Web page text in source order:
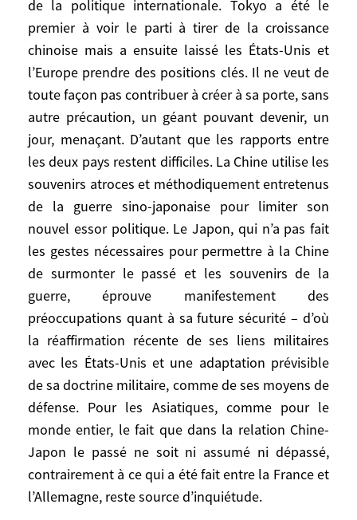
de la politique internationale. Tokyo a été le
premier à voir le parti à tirer de la croissance
chinoise mais a ensuite laissé les États-Unis et
l’Europe prendre des positions clés. Il ne veut de
toute façon pas contribuer à créer à sa porte, sans
autre précaution, un géant pouvant devenir, un
jour, menaçant. D’autant que les rapports entre
les deux pays restent difficiles. La Chine utilise les
souvenirs atroces et méthodiquement entretenus
de la guerre sino-japonaise pour limiter son
nouvel essor politique. Le Japon, qui n’a pas fait
les gestes nécessaires pour permettre à la Chine
de surmonter le passé et les souvenirs de la
guerre, éprouve manifestement des
préoccupations quant à sa future sécurité – d’où
la réaffirmation récente de ses liens militaires
avec les États-Unis et une adaptation prévisible
de sa doctrine militaire, comme de ses moyens de
défense. Pour les Asiatiques, comme pour le
monde entier, le fait que dans la relation Chine-
Japon le passé ne soit ni assumé ni dépassé,
contrairement à ce qui a été fait entre la France et
l’Allemagne, reste source d’inquiétude.
relations diplomatiques. La France et la
Chine ont en principe des conceptions
assez proches de ce que devrait être
l’organisation du monde multipolaire et
multilatéral et surtout de ce qu’elle ne doit
pas être (unilatérale). La France se
concerte avec ses partenaires européens
sur la politique étrangère et de sécurité de
l’Union (PESC), mais entend néanmoins
préserver sa propre politique chinoise.
La Russie, qui voudrait redevenir un grand
pays respecté et devenir un pays moderne,
se demande aussi dans quelle mesure
s’allier avec la Chine (Organisation de
Shanghai pour «cogérer l’Asie centrale» et
rompre «l’encerclement américain»);
comment la mettre en concurrence avec le
Japon pour les achats d’énergie; l’endiguer
(en Sibérie); se protéger de sa future
puissance militaire. En fait, la Russie n’est
pas en mesure de contrarier la montée en
puissance économique chinoise, et au-delà
de convergences ponctuelles, Russes et